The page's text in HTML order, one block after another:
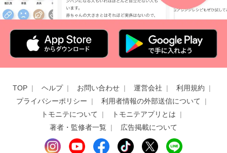
TOP ヘルプ お問い合わせ 運営会社
利用規約
プライバシーポリシー
利用者情報の外部送信について
トモニテについて
トモニテアプリとは
著者・監修者一覧
広告掲載について